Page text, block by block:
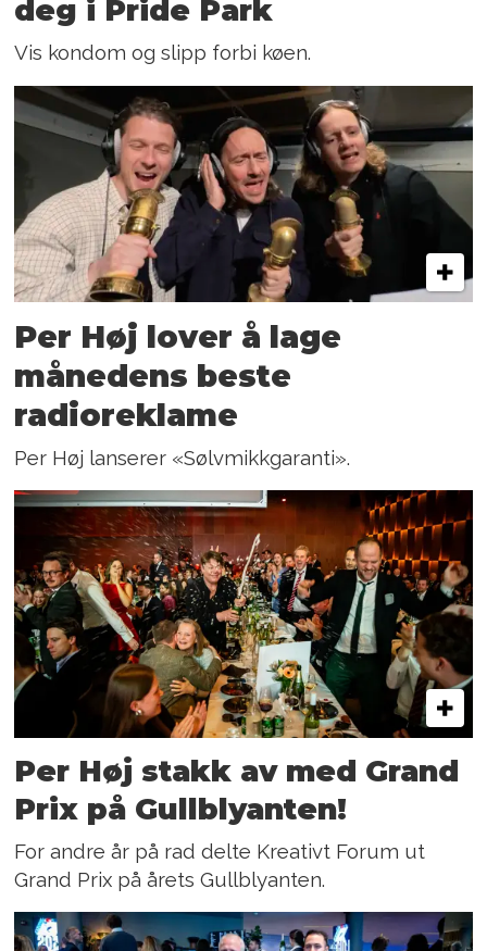
deg i Pride Park
Vis kondom og slipp forbi køen.
Per Høj lover å lage
månedens beste
radioreklame
Per Høj lanserer «Sølvmikkgaranti».
Per Høj stakk av med Grand
Prix på Gullblyanten!
For andre år på rad delte Kreativt Forum ut
Grand Prix på årets Gullblyanten.